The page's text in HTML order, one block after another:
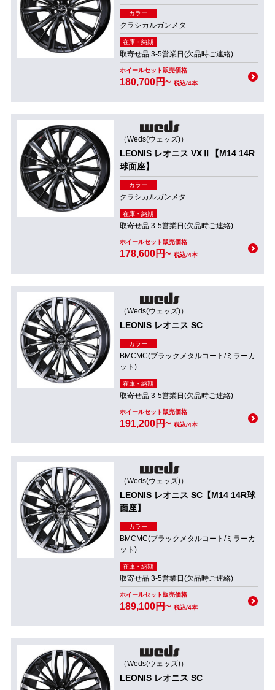
カラー
クラシカルガンメタ
在庫・納期
取寄せ品 3-5営業日(欠品時ご連絡)
ホイールセット販売価格
180,700円~ 税込/4本
（Weds(ウェッズ)）
LEONIS レオニス VXⅡ【M14 14R
球面座】
カラー
クラシカルガンメタ
在庫・納期
取寄せ品 3-5営業日(欠品時ご連絡)
ホイールセット販売価格
178,600円~ 税込/4本
（Weds(ウェッズ)）
LEONIS レオニス SC
カラー
BMCMC(ブラックメタルコート/ミラーカ
ット)
在庫・納期
取寄せ品 3-5営業日(欠品時ご連絡)
ホイールセット販売価格
191,200円~ 税込/4本
（Weds(ウェッズ)）
LEONIS レオニス SC【M14 14R球
面座】
カラー
BMCMC(ブラックメタルコート/ミラーカ
ット)
在庫・納期
取寄せ品 3-5営業日(欠品時ご連絡)
ホイールセット販売価格
189,100円~ 税込/4本
（Weds(ウェッズ)）
LEONIS レオニス SC